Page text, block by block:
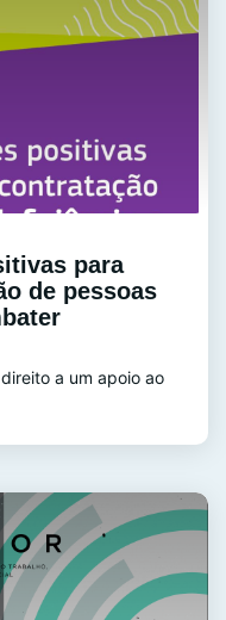
para
de pessoas
a um apoio ao